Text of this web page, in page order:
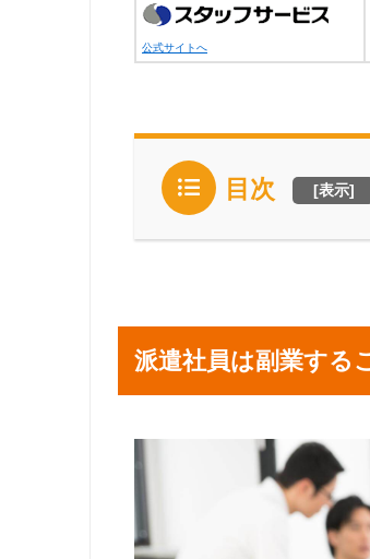
公式サイトへ
目次 [表示]
派遣社員は副業する